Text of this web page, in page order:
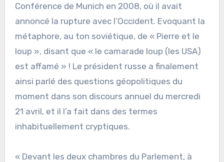
Conférence de Munich en 2008, où il avait
annoncé la rupture avec l’Occident. Evoquant la
métaphore, au ton soviétique, de « Pierre et le
loup », disant que « le camarade loup (les USA)
est affamé » ! Le président russe a finalement
ainsi parlé des questions géopolitiques du
moment dans son discours annuel du mercredi
21 avril, et il l’a fait dans des termes
inhabituellement cryptiques.
« Devant les deux chambres du Parlement, à